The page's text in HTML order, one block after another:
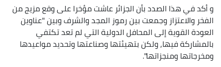
و أكد في هذا الصدد بأن الجزائر عاشت مؤخرا على وقع مزيج من
الفخر والاعتزاز وجمعت بين رموز المجد والشرف وبين "عناوين
العودة القوية إلى المحافل الدولية التي لم تعد تكتفي
بالمشاركة فيها, ولكن بتهيئتها وصناعتها وتحديد مواعيدها
ومخرجاتها ومنجزاتها".